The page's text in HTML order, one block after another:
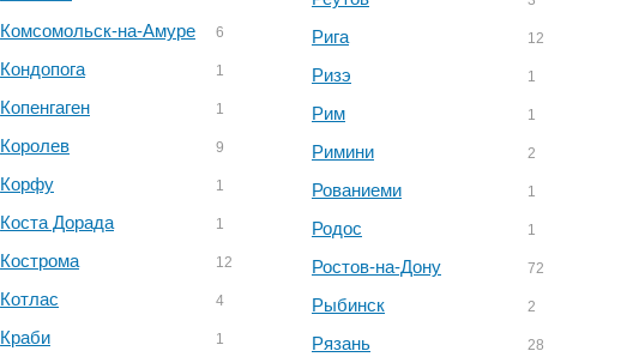
Комсомольск-на-Амуре 6
Кондопога 1
Копенгаген 1
Королев 9
Корфу 1
Коста Дорада 1
Кострома 12
Котлас 4
Краби 1
Рига 12
Ризэ 1
Рим 1
Римини 2
Рованиеми 1
Родос 1
Ростов-на-Дону 72
Рыбинск 2
Рязань 28